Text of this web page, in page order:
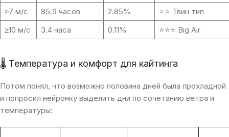
≥7 м/с
85.9 часов 2.85%
⭐⭐ Твин тип
≥10 м/с
3.4 часа 0.11% ⭐⭐⭐ Big Air
🌡 Температура и комфорт для кайтинга
Потом понял, что возможно половина дней была прохладной
и попросил нейронку выделить дни по сочетанию ветра и
температуры: